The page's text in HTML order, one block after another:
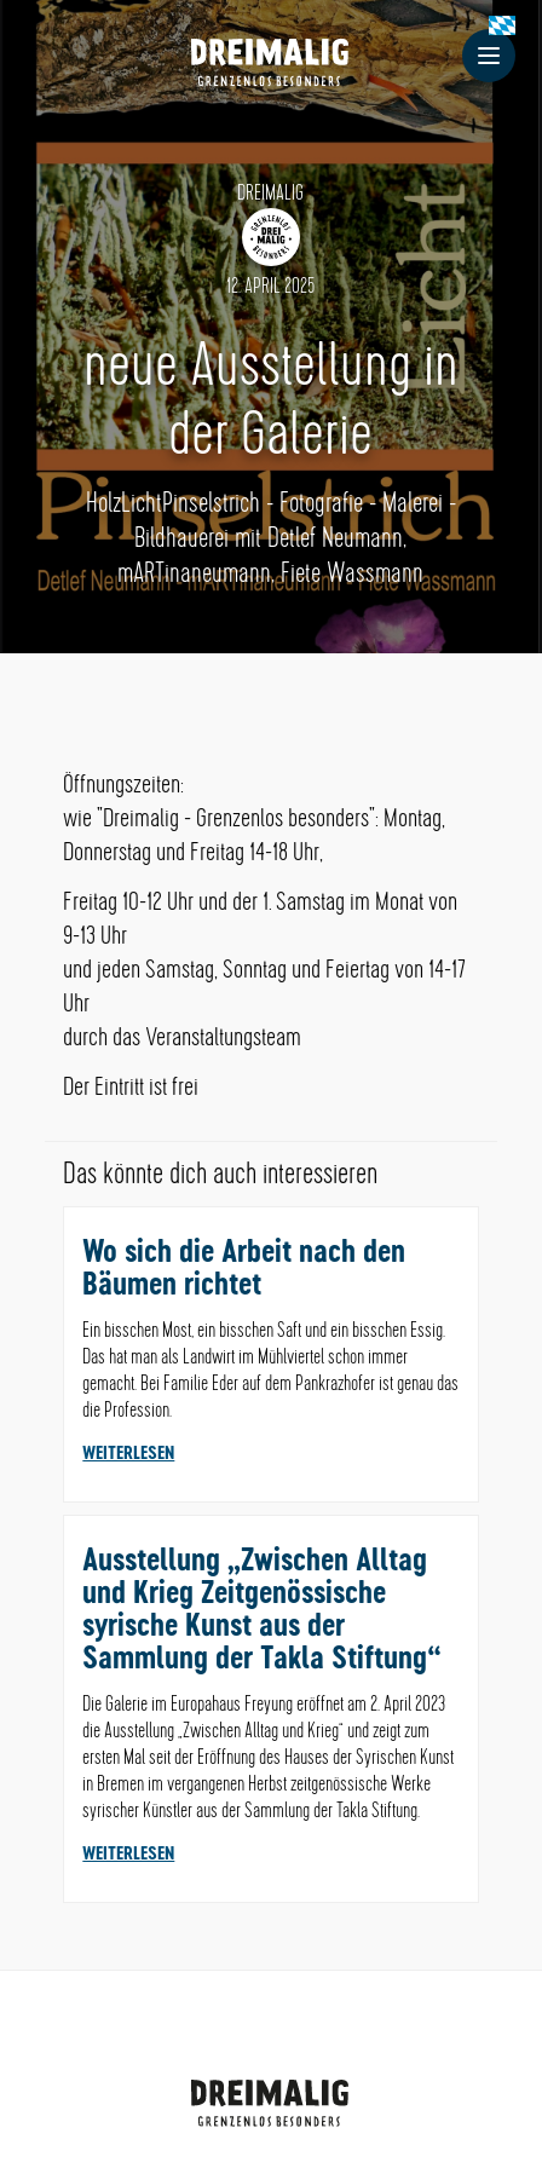
Dreimalig
DREIMALIG
12. APRIL 2025
neue Ausstellung in
der Galerie
HolzLichtPinselstrich - Fotografie - Malerei -
Bildhauerei mit Detlef Neumann,
mARTinaneumann, Fiete Wassmann
Öffnungszeiten:
wie "Dreimalig - Grenzenlos besonders": Montag,
Donnerstag und Freitag 14-18 Uhr,
Freitag 10-12 Uhr und der 1. Samstag im Monat von
9-13 Uhr
und jeden Samstag, Sonntag und Feiertag von 14-17
Uhr
durch das Veranstaltungsteam
Der Eintritt ist frei
Das könnte dich auch interessieren
Wo sich die Arbeit nach den
Bäumen richtet
Ein bisschen Most, ein bisschen Saft und ein bisschen Essig.
Das hat man als Landwirt im Mühlviertel schon immer
gemacht. Bei Familie Eder auf dem Pankrazhofer ist genau das
die Profession.
WEITERLESEN
Ausstellung „Zwischen Alltag
und Krieg Zeitgenössische
syrische Kunst aus der
Sammlung der Takla Stiftung“
Die Galerie im Europahaus Freyung eröffnet am 2. April 2023
die Ausstellung „Zwischen Alltag und Krieg“ und zeigt zum
ersten Mal seit der Eröffnung des Hauses der Syrischen Kunst
in Bremen im vergangenen Herbst zeitgenössische Werke
syrischer Künstler aus der Sammlung der Takla Stiftung.
WEITERLESEN